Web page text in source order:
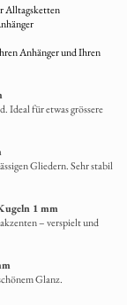
Alltagsketten
Anhänger und Ihren
Ideal für etwas grössere
Gliedern. Sehr stabil
1 mm
– verspielt und
Glanz.